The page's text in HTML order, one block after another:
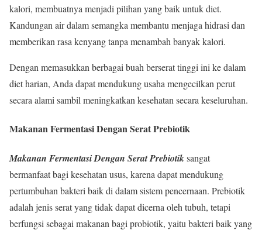
kalori, membuatnya menjadi pilihan yang baik untuk diet.
Kandungan air dalam semangka membantu menjaga hidrasi dan
memberikan rasa kenyang tanpa menambah banyak kalori.
Dengan memasukkan berbagai buah berserat tinggi ini ke dalam
diet harian, Anda dapat mendukung usaha mengecilkan perut
secara alami sambil meningkatkan kesehatan secara keseluruhan.
Makanan Fermentasi Dengan Serat Prebiotik
Makanan Fermentasi Dengan Serat Prebiotiksangat
bermanfaat bagi kesehatan usus, karena dapat mendukung
pertumbuhan bakteri baik di dalam sistem pencernaan. Prebiotik
adalah jenis serat yang tidak dapat dicerna oleh tubuh, tetapi
berfungsi sebagai makanan bagi probiotik, yaitu bakteri baik yang